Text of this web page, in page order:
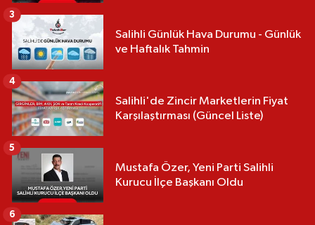
Salihli Günlük Hava Durumu - Günlük
ve Haftalık Tahmin
3
Salihli'de Zincir Marketlerin Fiyat
Karşılaştırması (Güncel Liste)
4
Mustafa Özer, Yeni Parti Salihli
Kurucu İlçe Başkanı Oldu
5
6